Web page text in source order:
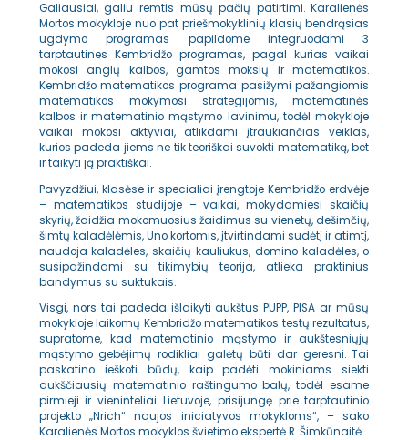
Galiausiai, galiu remtis mūsų pačių patirtimi. Karalienės
Mortos mokykloje nuo pat priešmokyklinių klasių bendrąsias
ugdymo programas papildome integruodami 3
tarptautines Kembridžo programas, pagal kurias vaikai
mokosi anglų kalbos, gamtos mokslų ir matematikos.
Kembridžo matematikos programa pasižymi pažangiomis
matematikos mokymosi strategijomis, matematinės
kalbos ir matematinio mąstymo lavinimu, todėl mokykloje
vaikai mokosi aktyviai, atlikdami įtraukiančias veiklas,
kurios padeda jiems ne tik teoriškai suvokti matematiką, bet
ir taikyti ją praktiškai.
Pavyzdžiui, klasėse ir specialiai įrengtoje Kembridžo erdvėje
– matematikos studijoje – vaikai, mokydamiesi skaičių
skyrių, žaidžia mokomuosius žaidimus su vienetų, dešimčių,
šimtų kaladėlėmis, Uno kortomis, įtvirtindami sudėtį ir atimtį,
naudoja kaladėles, skaičių kauliukus, domino kaladėles, o
susipažindami su tikimybių teorija, atlieka praktinius
bandymus su suktukais.
Visgi, nors tai padeda išlaikyti aukštus PUPP, PISA ar mūsų
mokykloje laikomų Kembridžo matematikos testų rezultatus,
supratome, kad matematinio mąstymo ir aukštesniųjų
mąstymo gebėjimų rodikliai galėtų būti dar geresni. Tai
paskatino ieškoti būdų, kaip padėti mokiniams siekti
aukščiausių matematinio raštingumo balų, todėl esame
pirmieji ir vieninteliai Lietuvoje, prisijungę prie tarptautinio
projekto „Nrich“ naujos iniciatyvos mokykloms“, – sako
Karalienės Mortos mokyklos švietimo ekspertė R. Šimkūnaitė.